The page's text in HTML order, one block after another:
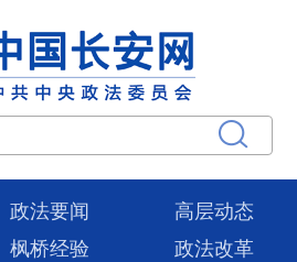
政法要闻
高层动态
枫桥经验
政法改革